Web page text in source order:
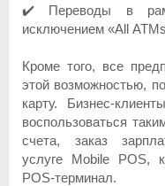
✔️ Переводы в
исключением «All
Кроме того, все
этой возможностью,
карту. Бизнес-
воспользоваться
счета, заказ
услуге Mobile POS,
POS-терминал.